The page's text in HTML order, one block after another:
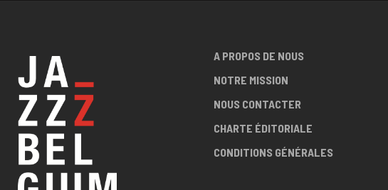
A PROPOS DE NOUS
NOTRE MISSION
NOUS CONTACTER
CHARTE ÉDITORIALE
CONDITIONS GÉNÉRALES